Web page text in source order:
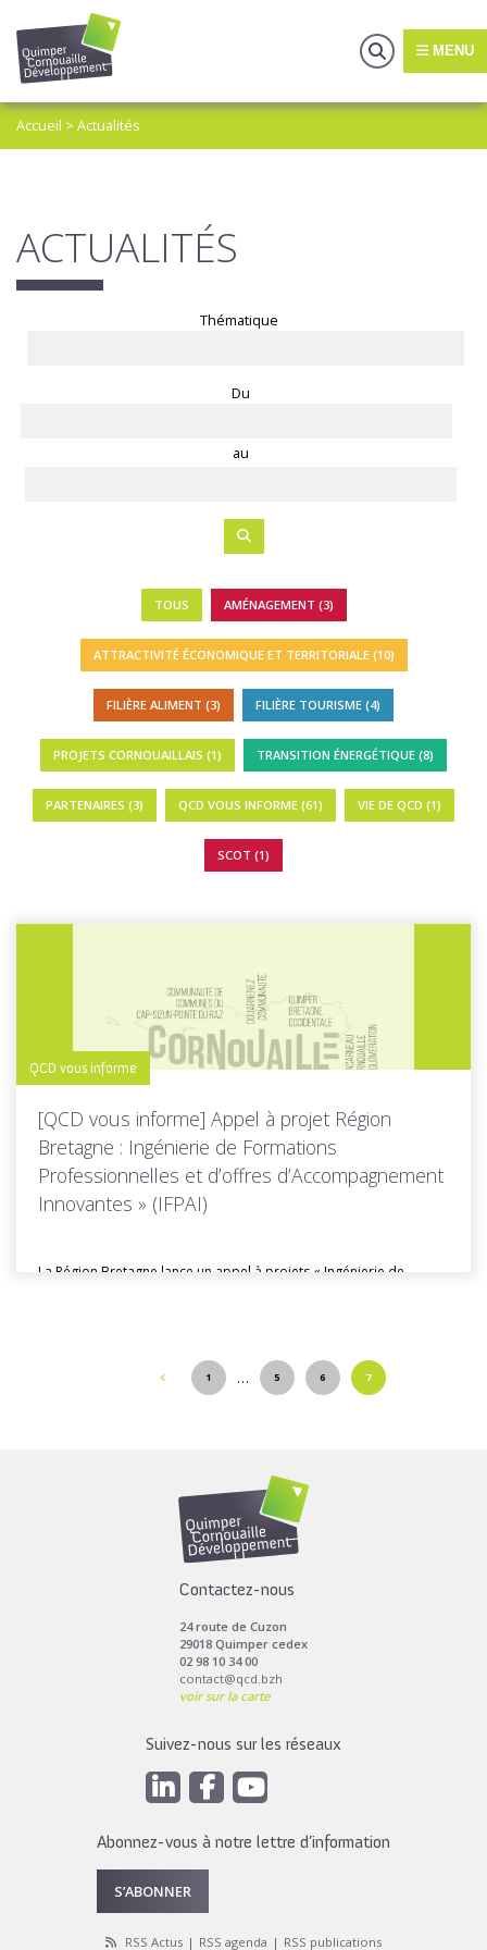
MENU
Accueil > Actualités
ACTUALITÉS
Thématique
Du
au
TOUS AMÉNAGEMENT (3)
ATTRACTIVITÉ ÉCONOMIQUE ET TERRITORIALE (10)
FILIÈRE ALIMENT (3) FILIÈRE TOURISME (4)
PROJETS CORNOUAILLAIS (1) TRANSITION ÉNERGÉTIQUE (8)
PARTENAIRES (3) QCD VOUS INFORME (61) VIE DE QCD (1)
SCOT (1)
QCD vous informe
[QCD vous informe] Appel à projet Région
Bretagne : Ingénierie de Formations
Professionnelles et d’offres d’Accompagnement
Innovantes » (IFPAI)
La Région Bretagne lance un appel à projets « Ingénierie de
Toutes les actus de cette rubrique LIRE LA SUITE
1 … 5 6 7
Contactez-nous
24 route de Cuzon
29018 Quimper cedex
02 98 10 34 00
contact@qcd.bzh
voir sur la carte
Suivez-nous sur les réseaux
Abonnez-vous à notre lettre d’information
S’ABONNER
RSS Actus RSS agenda RSS publications